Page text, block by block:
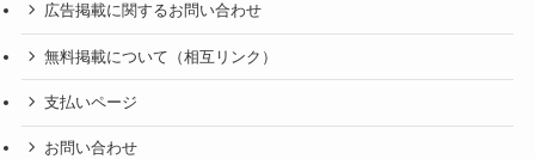
広告掲載に関するお問い合わせ
無料掲載について（相互リンク）
支払いページ
お問い合わせ